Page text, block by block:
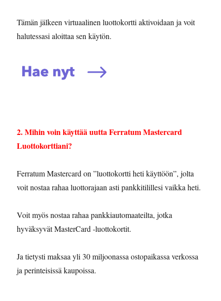
Tämän jälkeen virtuaalinen luottokortti aktivoidaan ja voit
halutessasi aloittaa sen käytön.
2. Mihin voin käyttää uutta Ferratum Mastercard
Luottokorttiani?
Ferratum Mastercard on ”luottokortti heti käyttöön”, jolta
voit nostaa rahaa luottorajaan asti pankkitilillesi vaikka heti.
Voit myös nostaa rahaa pankkiautomaateilta, jotka
hyväksyvät MasterCard -luottokortit.
Ja tietysti maksaa yli 30 miljoonassa ostopaikassa verkossa
ja perinteisissä kaupoissa.